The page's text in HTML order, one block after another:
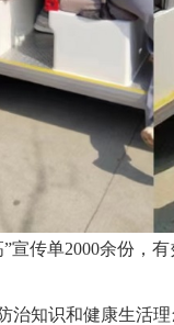
宣传单2000余份，
治知识和健康生活